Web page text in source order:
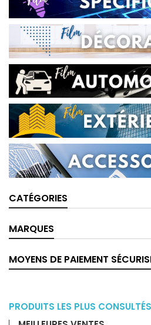
CATÉGORIES
MARQUES
MOYENS DE PAIEMENT
Films
pour
PRODUITS LES PLUS CONSULTÉS